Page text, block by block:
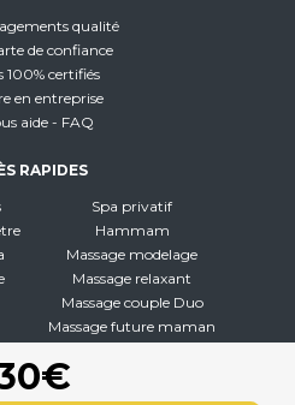
qualité
de confiance
100% certifiés
en entreprise
aide - FAQ
RAPIDES
Spa privatif
Hammam
Massage modelage
Massage relaxant
Massage couple Duo
Massage future maman